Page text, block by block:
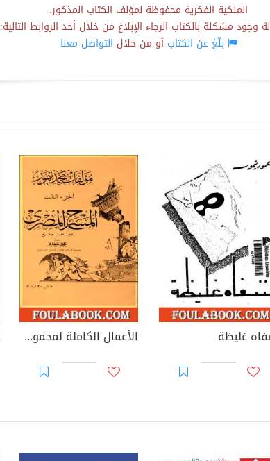
الملكية الفكرية محفوظة لمؤلف الكتاب المذكور.
وجود مشكلة بالكتاب الرجاء الإبلاغ من خلال أحد الروابط التالية:
بلّغ عن الكتابأو من خلال التواصل معنا
غليظة الأعمال الكاملة لمحمود تيمور - الجزء الثالث